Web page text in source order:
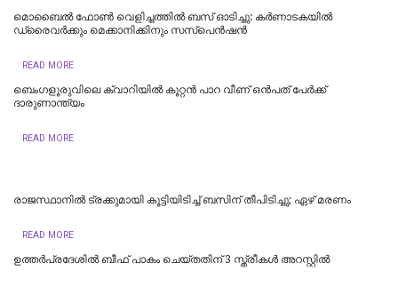
മൊബൈൽ ഫോൺ വെളിച്ചത്തിൽ ബസ് ഓടിച്ചു: കർണാടകയിൽ
ഡ്രൈവർക്കും മെക്കാനിക്കിനും സസ്പെൻഷൻ
READ MORE
ബെംഗളൂരുവിലെ ക്വാറിയിൽ കൂറ്റൻ പാറ വീണ് ഒൻപത് പേർക്ക്
ദാരുണാന്ത്യം
READ MORE
രാജസ്ഥാനില്‍ ട്രക്കുമായി കൂട്ടിയിടിച്ച് ബസിന് തീപിടിച്ചു; ഏഴ് മരണം
READ MORE
ഉത്തര്‍പ്രദേശില്‍ ബീഫ് പാകം ചെയ്തതിന് 3 സ്ത്രീകള്‍ അറസ്റ്റില്‍